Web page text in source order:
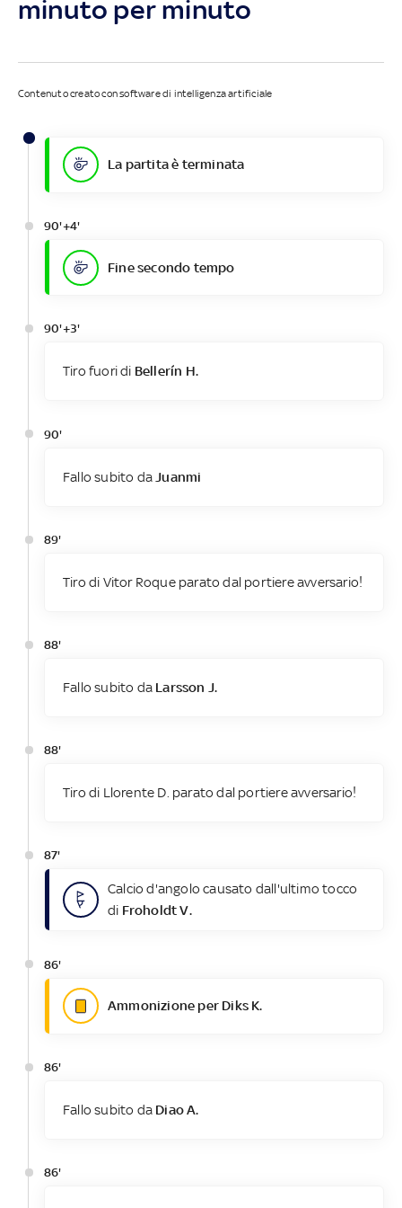
minuto per minuto
Contenuto creato con software di intelligenza artificiale
La partita è terminata
90'+4'
Fine secondo tempo
90'+3'
Tiro fuori di Bellerín H.
90'
Fallo subito da Juanmi
89'
Tiro di Vitor Roque parato dal portiere avversario!
88'
Fallo subito da Larsson J.
88'
Tiro di Llorente D. parato dal portiere avversario!
87'
Calcio d'angolo causato dall'ultimo tocco
di Froholdt V.
86'
Ammonizione per Diks K.
86'
Fallo subito da Diao A.
86'